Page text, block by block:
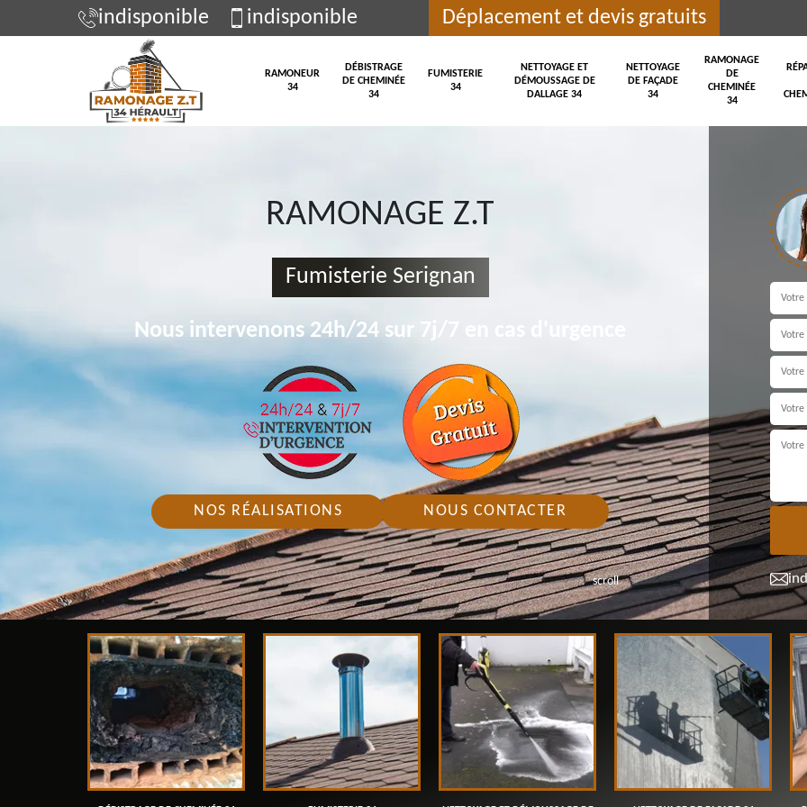
indisponible indisponible Déplacement et devis gratuits
RAMONEUR
34
DÉBISTRAGE
DE CHEMINÉE
34
FUMISTERIE
34
NETTOYAGE ET
DÉMOUSSAGE DE
DALLAGE 34
NETTOYAGE
DE FAÇADE
34
RAMONAGE
DE
CHEMINÉE
34
scroll
RAMONAGE Z.T
Fumisterie Serignan
Nous intervenons 24h/24 sur 7j/7 en cas d'urgence
NOS RÉALISATIONS NOUS CONTACTER